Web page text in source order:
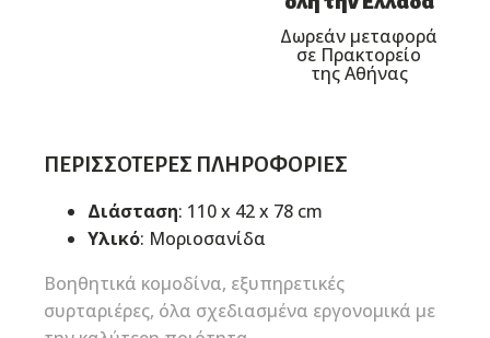
Δωρεάν μεταφορά
σε Πρακτορείο
της Αθήνας
ΠΕΡΙΣΣΌΤΕΡΕΣ ΠΛΗΡΟΦΟΡΊΕΣ
Διάσταση: 110 x 42 x 78 cm
Υλικό: Μοριοσανίδα
Βοηθητικά κομοδίνα, εξυπηρετικές
συρταριέρες, όλα σχεδιασμένα εργονομικά με